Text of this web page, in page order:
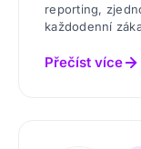
reporting,
každodenní
Přečíst více